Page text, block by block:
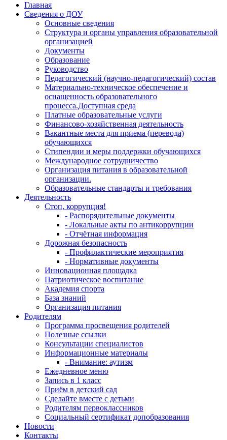
Главная
Сведения о ДОУ
Основные сведения
Структура и органы управления образовательной
организацией
Документы
Образование
Руководство
Педагогический (научно-педагогический) состав
Материально-техническое обеспечение и
оснащенность образовательного
процесса.Доступная среда
Платные образовательные услуги
Финансово-хозяйственная деятельность
Вакантные места для приема (перевода)
обучающихся
Стипендии и меры поддержки обучающихся
Международное сотрудничество
Организация питания в образовательной
организации.
Образовательные стандарты и требования
Деятельность
Стоп, коррупция!
- Распорядительные документы
- Локальные акты по антикоррупции
- Отчётная информация
Дорожная безопасность
- Профилактические мероприятия
- Нормативные документы
Инновационная площадка
Патриотическое воспитание
Академия спорта
База знаний
Организация питания
Родителям
Программа просвещения родителей
Полезные ссылки
Консультации специалистов
Информационные материалы
- Внимание: аутизм
Ежедневное меню
Запись в 1 класс
Приём в детский сад
Сделайте вместе с детьми
Родителям первоклассников
Социальный сертификат допобразования
Новости
Контакты